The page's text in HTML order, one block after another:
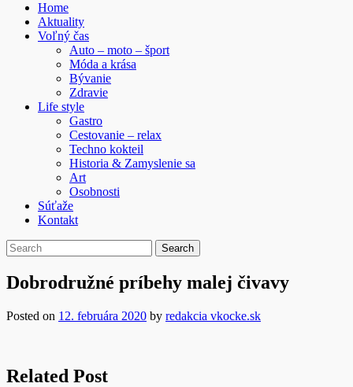
Home
Aktuality
Voľný čas
Auto – moto – šport
Móda a krása
Bývanie
Zdravie
Life style
Gastro
Cestovanie – relax
Techno kokteil
Historia & Zamyslenie sa
Art
Osobnosti
Súťaže
Kontakt
Dobrodružné príbehy malej čivavy
Posted on 12. februára 2020 by redakcia vkocke.sk
Related Post